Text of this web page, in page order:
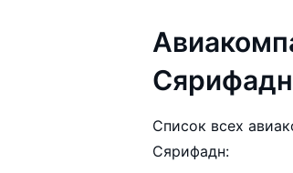
Сярифадн
Список всех
Сярифадн: